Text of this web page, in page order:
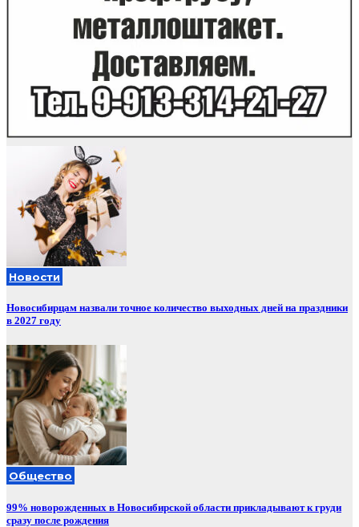
Новости
Новосибирцам назвали точное количество выходных дней на праздники
в 2027 году
Общество
99% новорожденных в Новосибирской области прикладывают к груди
сразу после рождения